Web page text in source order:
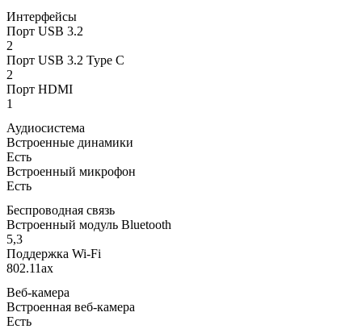
Интерфейсы
Порт USB 3.2
2
Порт USB 3.2 Type C
2
Порт HDMI
1
Аудиосистема
Встроенные динамики
Есть
Встроенный микрофон
Есть
Беспроводная связь
Встроенный модуль Bluetooth
5,3
Поддержка Wi-Fi
802.11ax
Веб-камера
Встроенная веб-камера
Есть